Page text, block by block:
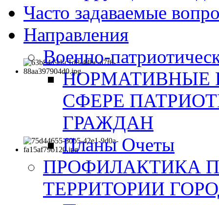
Часто задаваемые
Направления
Военно-
НОРМАТИВНЫЕ
СФЕРЕ
ГРАЖДАН
Планы Очеты
ПРОФИЛАКТИКА
ТЕРРИТОРИИ